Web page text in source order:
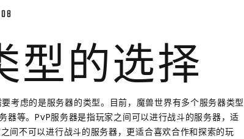
型的选择
考虑的是服务器的类型。目前，魔兽世界有多个服务器类型
器等。PvP服务器是指玩家之间可以进行战斗的服务器，适
间不可以进行战斗的服务器，更适合喜欢合作和探索的玩